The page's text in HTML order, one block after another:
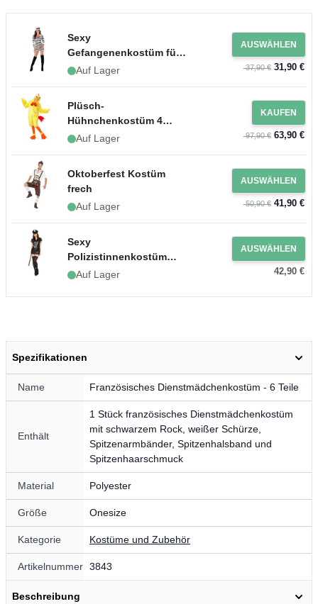
Sexy
Gefangenenkostüm für
Frauen
Auf Lager
AUSWÄHLEN
37,90 €31,90 €
Plüsch-
Hühnchenkostüm 4
Teile - Einheitsgröße
Auf Lager
KAUFEN
97,90 €63,90 €
Oktoberfest Kostüm
frech
Auf Lager
AUSWÄHLEN
50,90 €41,90 €
Sexy
Polizistinnenkostüm
schwarz für Frauen
Auf Lager
AUSWÄHLEN
42,90 €
Spezifikationen
Name Französisches Dienstmädchenkostüm - 6 Teile
Enthält
1 Stück französisches Dienstmädchenkostüm
mit schwarzem Rock, weißer Schürze,
Spitzenarmbänder, Spitzenhalsband und
Spitzenhaarschmuck
Material Polyester
Größe Onesize
Kategorie Kostüme und Zubehör
Artikelnummer 3843
Beschreibung